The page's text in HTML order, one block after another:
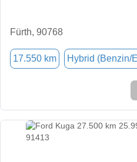
Fürth, 90768
17.550 km Hybrid (Benzin/